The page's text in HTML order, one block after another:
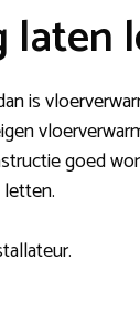
is
goed